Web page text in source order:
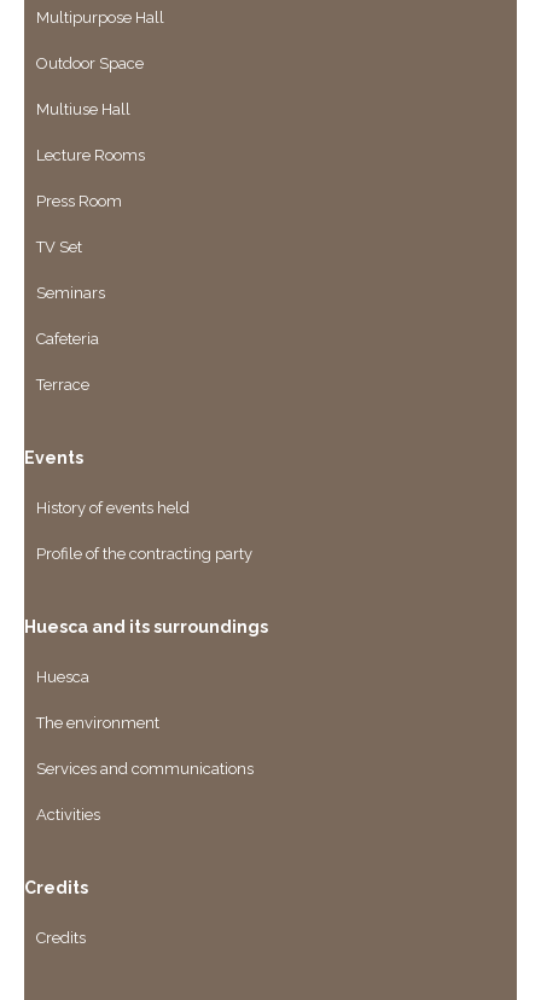
Multipurpose Hall
Outdoor Space
Multiuse Hall
Lecture Rooms
Press Room
TV Set
Seminars
Cafeteria
Terrace
Events
History of events held
Profile of the contracting party
Huesca and its surroundings
Huesca
The environment
Services and communications
Activities
Credits
Credits